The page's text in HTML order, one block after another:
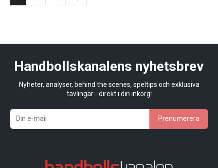
Handbollskanalens nyhetsbrev
Nyheter, analyser, behind the scenes, speltips och exklusiva
tävlingar - direkt i din inkorg!
Prenumerera